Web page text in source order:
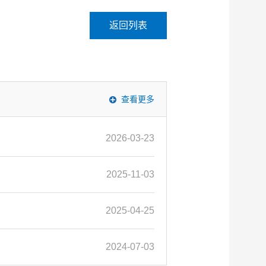
返回列表
查看更多
2026-03-23
2025-11-03
2025-04-25
2024-07-03